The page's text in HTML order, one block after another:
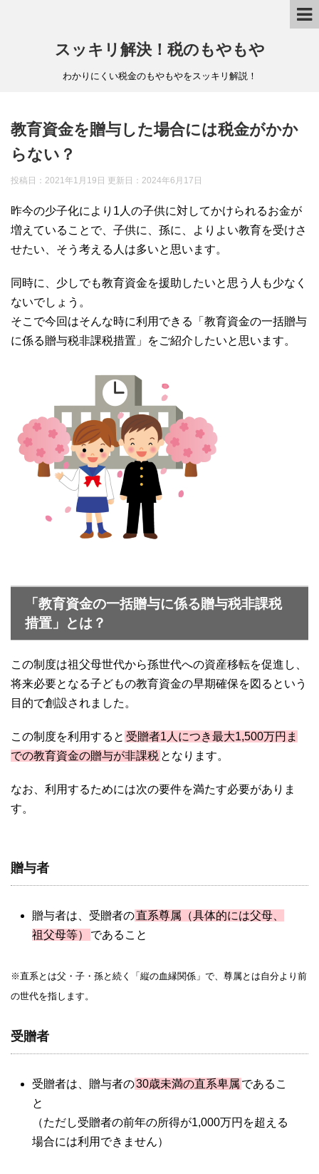
スッキリ解決！税のもやもや
わかりにくい税金のもやもやをスッキリ解説！
教育資金を贈与した場合には税金がかか
らない？
投稿日：2021年1月19日 更新日： 2024年6月17日
昨今の少子化により1人の子供に対してかけられるお金が
増えていることで、子供に、孫に、よりよい教育を受けさ
せたい、そう考える人は多いと思います。
同時に、少しでも教育資金を援助したいと思う人も少なく
ないでしょう。
そこで今回はそんな時に利用できる「教育資金の一括贈与
に係る贈与税非課税措置」をご紹介したいと思います。
「教育資金の一括贈与に係る贈与税非課税
措置」とは？
この制度は祖父母世代から孫世代への資産移転を促進し、
将来必要となる子どもの教育資金の早期確保を図るという
目的で創設されました。
この制度を利用すると 受贈者1人につき最大1,500万円ま
での教育資金の贈与が非課税 となります。
なお、利用するためには次の要件を満たす必要がありま
す。
贈与者
贈与者は、受贈者の直系尊属（具体的には父母、
祖父母等）
であること
※直系とは父・子・孫と続く「縦の血縁関係」で、尊属とは自分より前
の世代を指します。
受贈者
受贈者は、贈与者の30歳未満の直系卑属 であるこ
と
（ただし受贈者の前年の所得が1,000万円を超える
場合には利用できません）